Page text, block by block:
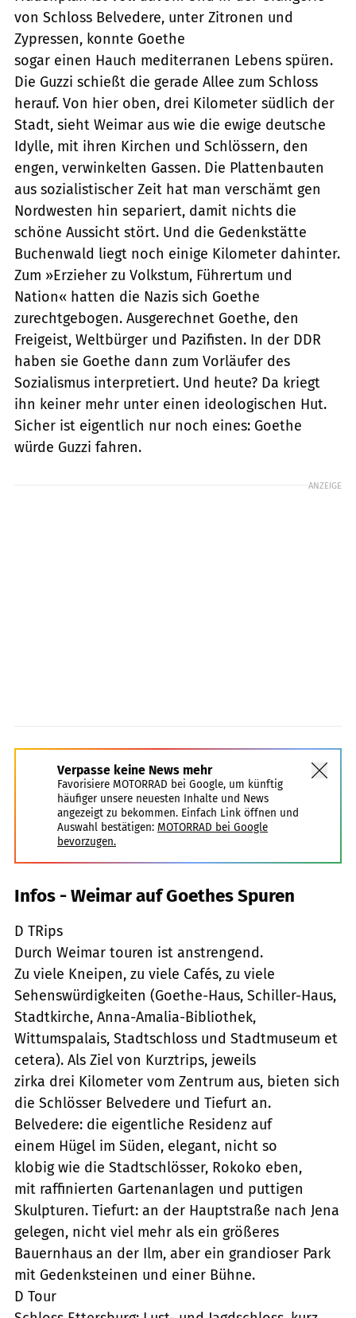
von Schloss Belvedere, unter Zitronen und
Zypressen, konnte Goethe
sogar einen Hauch mediterranen Lebens spüren.
Die Guzzi schießt die gerade Allee zum Schloss
herauf. Von hier oben, drei Kilometer südlich der
Stadt, sieht Weimar aus wie die ewige deutsche
Idylle, mit ihren Kirchen und Schlössern, den
engen, verwinkelten Gassen. Die Plattenbauten
aus sozialistischer Zeit hat man verschämt gen
Nordwesten hin separiert, damit nichts die
schöne Aussicht stört. Und die Gedenkstätte
Buchenwald liegt noch einige Kilometer dahinter.
Zum »Erzieher zu Volkstum, Führertum und
Nation« hatten die Nazis sich Goethe
zurechtgebogen. Ausgerechnet Goethe, den
Freigeist, Weltbürger und Pazifisten. In der DDR
haben sie Goethe dann zum Vorläufer des
Sozialismus interpretiert. Und heute? Da kriegt
ihn keiner mehr unter einen ideologischen Hut.
Sicher ist eigentlich nur noch eines: Goethe
würde Guzzi fahren.
ANZEIGE
Verpasse keine News mehr
Favorisiere MOTORRAD bei Google, um künftig
häufiger unsere neuesten Inhalte und News
angezeigt zu bekommen. Einfach Link öffnen und
Auswahl bestätigen: MOTORRAD bei Google
bevorzugen.
Infos - Weimar auf Goethes Spuren
D TRips
Durch Weimar touren ist anstrengend.
Zu viele Kneipen, zu viele Cafés, zu viele
Sehenswürdigkeiten (Goethe-Haus, Schiller-Haus,
Stadtkirche, Anna-Amalia-Bibliothek,
Wittumspalais, Stadtschloss und Stadtmuseum et
cetera). Als Ziel von Kurztrips, jeweils
zirka drei Kilometer vom Zentrum aus, bieten sich
die Schlösser Belvedere und Tiefurt an.
Belvedere: die eigentliche Residenz auf
einem Hügel im Süden, elegant, nicht so
klobig wie die Stadtschlösser, Rokoko eben,
mit raffinierten Gartenanlagen und puttigen
Skulpturen. Tiefurt: an der Hauptstraße nach Jena
gelegen, nicht viel mehr als ein größeres
Bauernhaus an der Ilm, aber ein grandioser Park
mit Gedenksteinen und einer Bühne.
D Tour